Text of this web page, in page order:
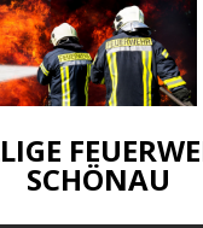
SCHÖNAU